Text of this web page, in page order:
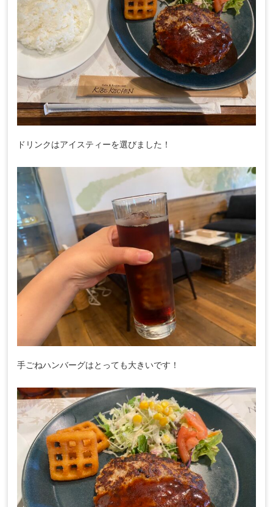
ドリンクはアイスティーを選びました！
手ごねハンバーグはとっても大きいです！